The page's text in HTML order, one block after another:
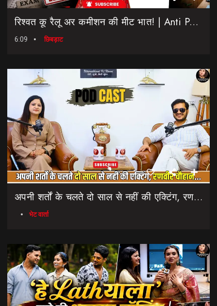
रिश्वत कू रैलू अर कमीशन की मीट भात! | Anti Paper Leak Bill 2026 | Saptahik Chhiprat
6:09 छिबड़ाट
अपनी शर्तों के चलते दो साल से नहीं की एक्टिंग, रणवीर चौहान || Uttarakhand Cinema Untold Secrets
भेट वार्ता